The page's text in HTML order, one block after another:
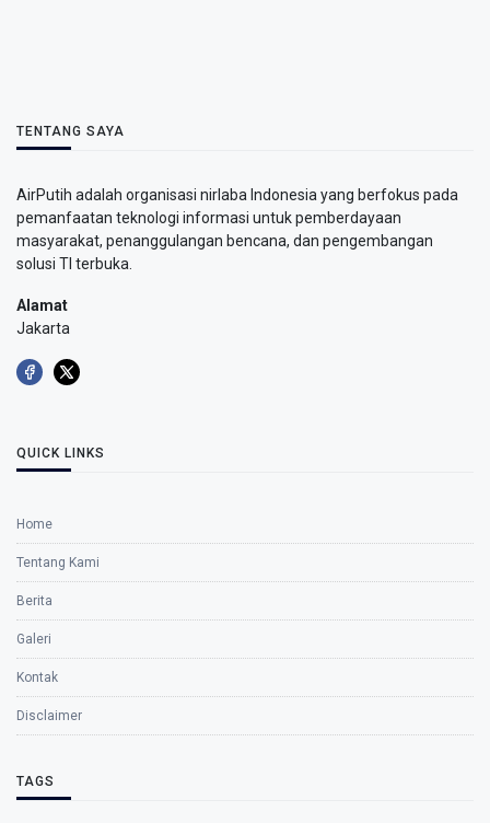
TENTANG SAYA
AirPutih adalah organisasi nirlaba Indonesia yang berfokus pada
pemanfaatan teknologi informasi untuk pemberdayaan
masyarakat, penanggulangan bencana, dan pengembangan
solusi TI terbuka.
Alamat
Jakarta
QUICK LINKS
Home
Tentang Kami
Berita
Galeri
Kontak
Disclaimer
TAGS